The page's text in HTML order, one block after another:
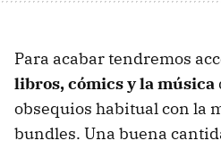
Para acabar tendremos
libros, cómics y la música
obsequios habitual con la
bundles. Una buena